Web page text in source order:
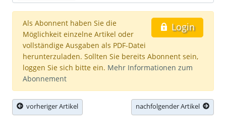
Login
Als Abonnent haben Sie die
Möglichkeit einzelne Artikel oder
vollständige Ausgaben als PDF-Datei
herunterzuladen. Sollten Sie bereits Abonnent sein,
loggen Sie sich bitte ein. Mehr Informationen zum
Abonnement
vorheriger Artikel nachfolgender Artikel